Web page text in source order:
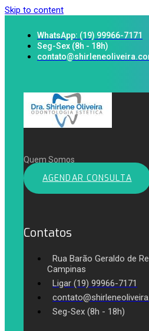
Skip to content
WhatsApp: (19) 99966-7171
Seg-Sex (8h - 18h)
Quem Somos
AGENDAR CONSULTA
Contatos
Rua Barão Geraldo de
Campinas
Ligar (19) 99966-7171
Seg-Sex (8h - 18h)